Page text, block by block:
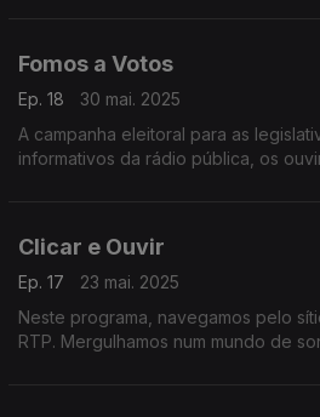
Fomos a Votos
Ep. 18
30 mai. 2025
A campanha eleitoral para as
informativos da rádio pública, os
Clicar e Ouvir
Ep. 17
23 mai. 2025
Neste programa, navegamos pelo
RTP. Mergulhamos num mundo de